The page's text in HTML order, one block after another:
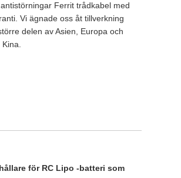
Ferrit trådkabel med
Vi ägnade oss åt tillverkning
delen av Asien, Europa och
för RC Lipo -batteri som